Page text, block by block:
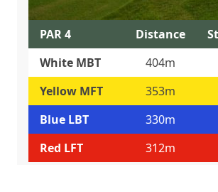
PAR 4 Distance
White MBT
404m
Yellow MFT
353m
Blue LBT
330m
Red LFT
312m